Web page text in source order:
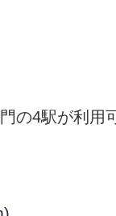
の4駅が利用